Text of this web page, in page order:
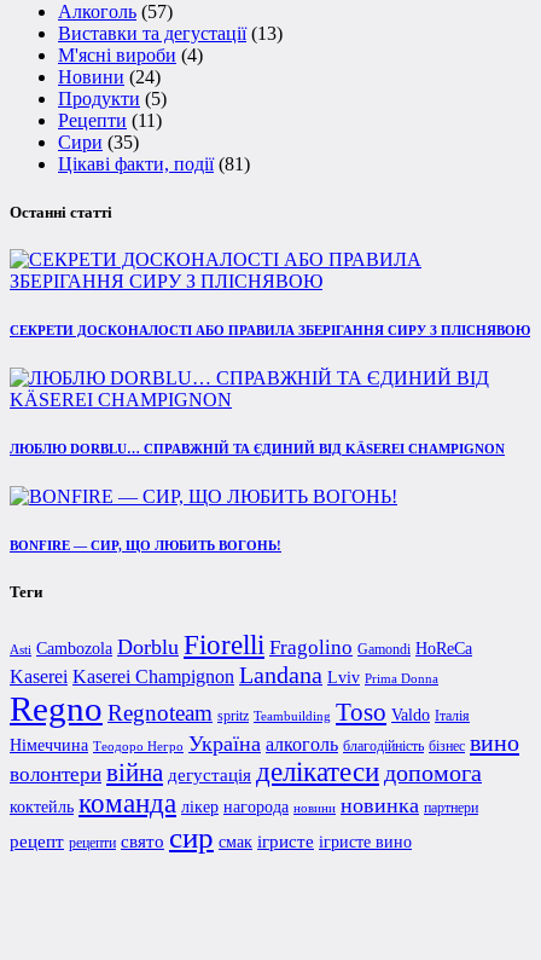
Алкоголь (57)
Виставки та дегустації(13)
М'ясні вироби (4)
Новини (24)
Продукти (5)
Рецепти (11)
Сири (35)
Цікаві факти, події(81)
Останні статті
СЕКРЕТИ ДОСКОНАЛОСТІ АБО ПРАВИЛА ЗБЕРІГАННЯ СИРУ З ПЛІСНЯВОЮ
ЛЮБЛЮ DORBLU… СПРАВЖНІЙ ТА ЄДИНИЙ ВІД KÄSEREI CHAMPIGNON
BONFIRE — СИР, ЩО ЛЮБИТЬ ВОГОНЬ!
Теги
Asti Cambozola Dorblu Fiorelli Fragolino Gamondi HoReCa
Kaserei Kaserei Champignon Landana Lviv Prima Donna
Regno Regnoteam spritz Teambuilding Toso Valdo Італія
Німеччина Теодоро Негро Україна алкоголь благодійність бізнес вино
волонтери війна дегустація делікатеси допомога
коктейль команда лікер нагорода новини новинка партнери
рецепт рецепти свято сир смак ігристе ігристе вино